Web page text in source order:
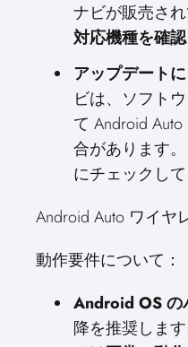
ナビが販売され
対応機種を確
アップデート
ビは、ソフト
て Android
合があります
にチェックして
Android Auto ワイヤ
動作要件について：
Android OS の
降を推奨します